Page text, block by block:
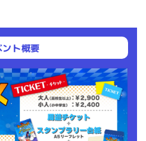
チ
ケ
ッ
ト
の
数
ント概要